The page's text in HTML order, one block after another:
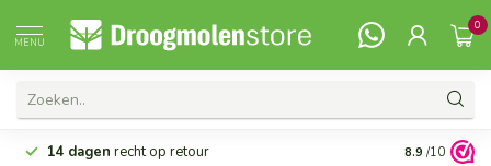
MENU
0
14 dagen recht op retour Vanaf 99,-
8.9 /10